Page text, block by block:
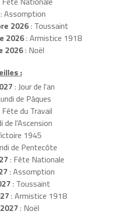
: Assomption
2026: Toussaint
2026: Armistice 1918
2026: Noël
:
: Jour de l'an
de Pâques
Fête du Travail
de l'Ascension
1945
de Pentecôte
: Fête Nationale
: Assomption
: Toussaint
: Armistice 1918
: Noël